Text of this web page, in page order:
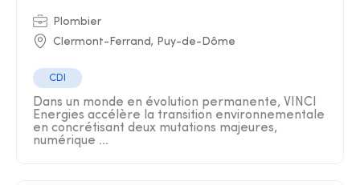
Plombier
Clermont-Ferrand, Puy-de-Dôme
CDI
Dans un monde en évolution permanente, VINCI
Energies accélère la transition environnementale
en concrétisant deux mutations majeures,
numérique ...